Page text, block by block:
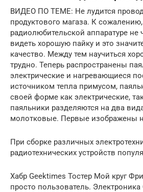
ВИДЕО ПО ТЕМЕ: Не лудится
продуктового магаза. К
радиолюбительской аппаратуре не
видеть хорошую пайку и это
качество. Между тем научиться
трудно. Теперь распространены
электрические и нагревающиеся
источником тепла примусом,
своей форме как электрические,
паяльники разделяются на два
молотковые. Первые изображены
При сборке различных
радиотехнических устройств
Хабр Geektimes Тостер Мой круг
просто пользователь.